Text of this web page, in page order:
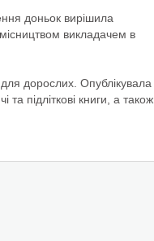
доньок вирішила
викладачем в
дорослих. Опублікувала
підліткові книги, а також